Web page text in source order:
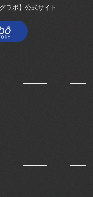
ラボ】公式サイト